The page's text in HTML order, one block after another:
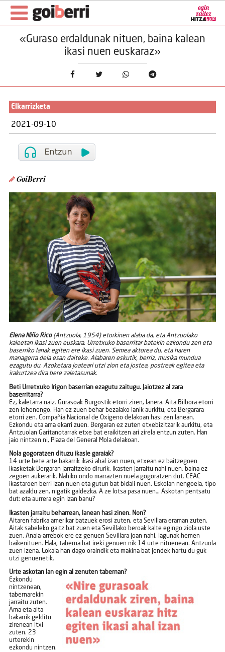
«Guraso erdaldunak nituen, baina kalean
ikasi nuen euskaraz»
Elkarrizketa
2021-09-10
GoiBerri
Elena Niño Rico(Antzuola, 1954) etorkinen alaba da, eta Antzuolako
kaleetan ikasi zuen euskara. Urretxuko baserritar batekin ezkondu zen eta
baserriko lanak egiten ere ikasi zuen. Semea aktorea du, eta haren
managerra dela esan daiteke. Alabaren eskutik, berriz, musika mundua
ezagutu du. Azoketara joateari utzi zion eta jostea, postreak egitea eta
irakurtzea dira bere zaletasunak.
Beti Urretxuko Irigon baserrian ezagutu zaitugu. Jaiotzez al zara
baserritarra?
Ez, kaletarra naiz. Gurasoak Burgostik etorri ziren, lanera. Aita Bilbora etorri
zen lehenengo. Han ez zuen behar bezalako lanik aurkitu, eta Bergarara
etorri zen. Compañia Nacional de Oxigeno delakoan hasi zen lanean.
Ezkondu eta ama ekarri zuen. Bergaran ez zuten etxebizitzarik aurkitu, eta
Antzuolan Garitanotarrak etxe bat eraikitzen ari zirela entzun zuten. Han
jaio nintzen ni, Plaza del General Mola delakoan.
Nola gogoratzen dituzu ikasle garaiak?
14 urte bete arte bakarrik ikasi ahal izan nuen, etxean ez baitzegoen
ikasketak Bergaran jarraitzeko dirurik. Ikasten jarraitu nahi nuen, baina ez
zegoen aukerarik. Nahiko ondo marrazten nuela gogoratzen dut. CEAC
ikastaroen berri izan nuen eta gutun bat bidali nuen. Eskolan nengoela, tipo
bat azaldu zen, nigatik galdezka. A ze lotsa pasa nuen… Askotan pentsatu
dut: eta aurrera egin izan banu?
Ikasten jarraitu beharrean, lanean hasi zinen. Non?
Aitaren fabrika amerikar batzuek erosi zuten, eta Sevillara eraman zuten.
Aitak sabeleko gaitz bat zuen eta Sevillako beroak kalte egingo ziola uste
zuen. Anaia-arrebok ere ez genuen Sevillara joan nahi, lagunak hemen
baikenituen. Hala, taberna bat ireki genuen nik 14 urte nituenean. Antzuola
zuen izena. Lokala han dago oraindik eta makina bat jendek hartu du guk
utzi genuenetik.
Urte askotan lan egin al zenuten tabernan?
Ezkondu
nintzenean,
tabernarekin
jarraitu zuten.
Ama eta aita
bakarrik gelditu
zirenean itxi
zuten. 23
urterekin
ezkondu nintzen.